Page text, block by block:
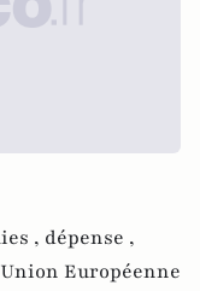
, dépense ,
Union Européenne